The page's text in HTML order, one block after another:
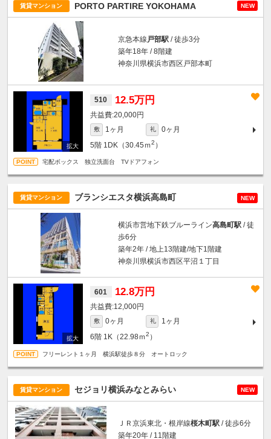
賃貸マンション PORTO PARTIRE YOKOHAMA NEW
京急本線 戸部駅 / 徒歩3分
築年18年 / 8階建
神奈川県横浜市西区戸部本町
510 12.5万円
20,000円
敷 1ヶ月 礼
0ヶ月
5階 1DK（30.45ｍ2 ）
宅配ボックス 独立洗面台 TVドアフォン
賃貸マンション ブランシエスタ横浜高島町 NEW
横浜市営地下鉄ブルーライン高島町駅 / 徒
歩6分
築年2年 / 地上13階建/地下1階建
神奈川県横浜市西区平沼１丁目
601 12.8万円
12,000円
敷 0ヶ月 礼
1ヶ月
6階 1K（22.98ｍ2 ）
フリーレント１ヶ月 横浜駅徒歩８分 オートロック
賃貸マンション セジョリ横浜みなとみらい NEW
ＪＲ京浜東北・根岸線桜木町駅 / 徒歩6分
築年20年 / 11階建